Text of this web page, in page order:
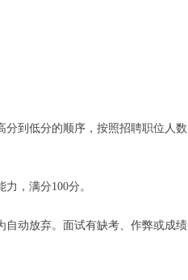
分到低分的顺序，按照招聘职位人数
，满分100分。
自动放弃。面试有缺考、作弊或成绩